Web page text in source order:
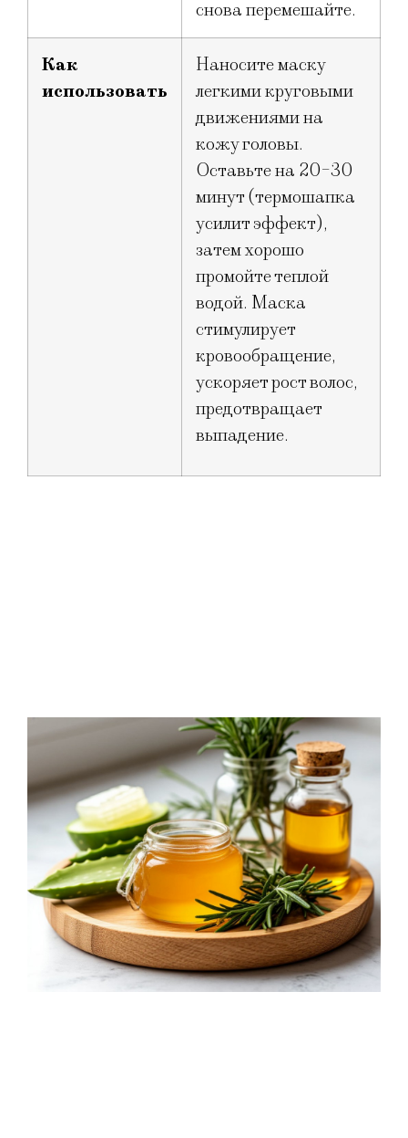
снова перемешайте.
Как
использовать
Наносите маску
легкими круговыми
движениями на
кожу головы.
Оставьте на 20-30
минут (термошапка
усилит эффект),
затем хорошо
промойте теплой
водой. Маска
стимулирует
кровообращение,
ускоряет рост волос,
предотвращает
выпадение.